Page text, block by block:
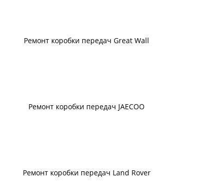
Ремонт коробки передач Great Wall
Ремонт коробки передач JAECOO
Ремонт коробки передач Land Rover